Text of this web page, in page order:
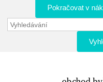
Pokračovat v